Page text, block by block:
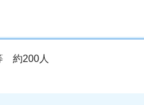
約200人